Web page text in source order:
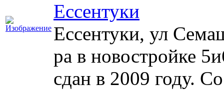
Ессентуки
Ессентуки, ул
ра в новостройке
сдан в 2009 году.